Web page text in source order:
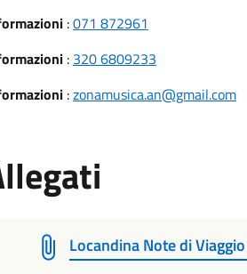
:071 872961
: 320 6809233
:zonamusica.an@gmail.com
Locandina Note di